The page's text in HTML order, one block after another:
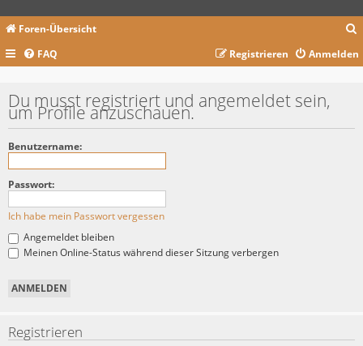
Foren-Übersicht
c
FAQ Anmelden
Registrieren
Du musst registriert und angemeldet sein,
um Profile anzuschauen.
Benutzername:
Passwort:
Ich habe mein Passwort vergessen
Angemeldet bleiben
Meinen Online-Status während dieser Sitzung verbergen
Registrieren